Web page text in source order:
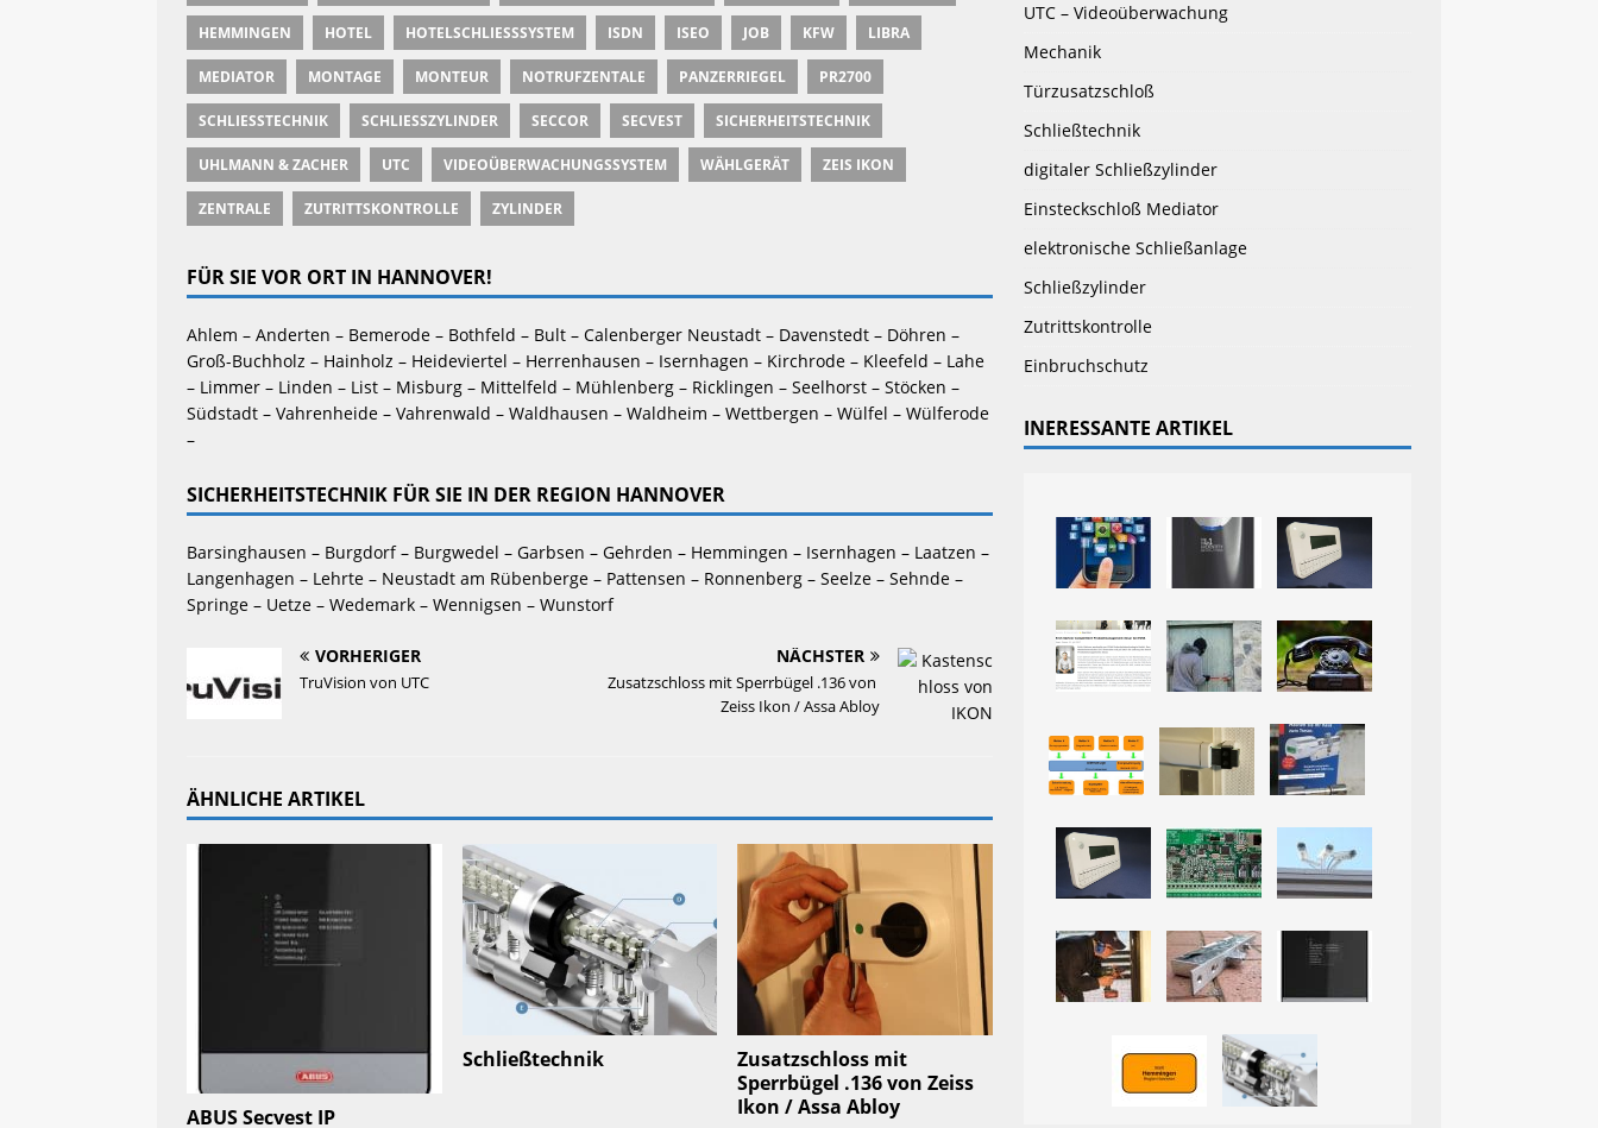
HEMMINGEN HOTEL HOTELSCHLIESSSYSTEM ISDN ISEO JOB KFW LIBRA
MEDIATOR MONTAGE MONTEUR NOTRUFZENTALE PANZERRIEGEL PR2700
SCHLIESSTECHNIK SCHLIESSZYLINDER SECCOR SECVEST SICHERHEITSTECHNIK
UHLMANN & ZACHER UTC VIDEOÜBERWACHUNGSSYSTEM WÄHLGERÄT ZEIS IKON
ZENTRALE ZUTRITTSKONTROLLE ZYLINDER
FÜR SIE VOR ORT IN HANNOVER!
Ahlem – Anderten – Bemerode – Bothfeld – Bult – Calenberger Neustadt – Davenstedt – Döhren –
Groß-Buchholz – Hainholz – Heideviertel – Herrenhausen – Isernhagen – Kirchrode – Kleefeld – Lahe
– Limmer – Linden – List – Misburg – Mittelfeld – Mühlenberg – Ricklingen – Seelhorst – Stöcken –
Südstadt – Vahrenheide – Vahrenwald – Waldhausen – Waldheim – Wettbergen – Wülfel – Wülferode
–
SICHERHEITSTECHNIK FÜR SIE IN DER REGION HANNOVER
Barsinghausen – Burgdorf – Burgwedel – Garbsen – Gehrden – Hemmingen – Isernhagen – Laatzen –
Langenhagen – Lehrte – Neustadt am Rübenberge – Pattensen – Ronnenberg – Seelze – Sehnde –
Springe – Uetze – Wedemark – Wennigsen – Wunstorf
VORHERIGER
TruVision von UTC
NÄCHSTER
Zusatzschloss mit Sperrbügel .136 von
Zeiss Ikon / Assa Abloy
ÄHNLICHE ARTIKEL
ABUS Secvest IP
Schließtechnik
Zusatzschloss mit
Sperrbügel .136 von Zeiss
Ikon / Assa Abloy
UTC – Videoüberwachung
Mechanik
Türzusatzschloß
Schließtechnik
digitaler Schließzylinder
Einsteckschloß Mediator
elektronische Schließanlage
Schließzylinder
Zutrittskontrolle
Einbruchschutz
INERESSANTE ARTIKEL